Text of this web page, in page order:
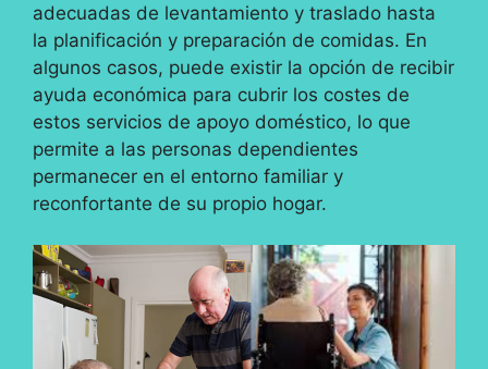
adecuadas de levantamiento y traslado hasta
la planificación y preparación de comidas. En
algunos casos, puede existir la opción de recibir
ayuda económica para cubrir los costes de
estos servicios de apoyo doméstico, lo que
permite a las personas dependientes
permanecer en el entorno familiar y
reconfortante de su propio hogar.